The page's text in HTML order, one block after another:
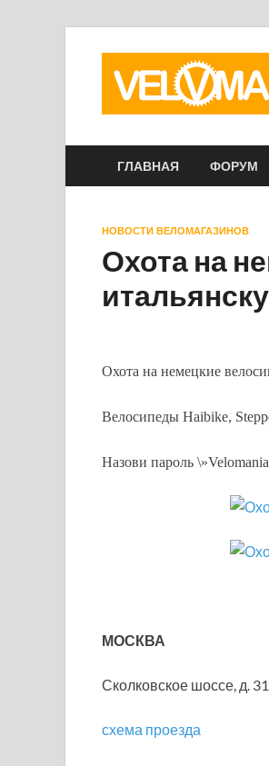
ГЛАВНАЯ ФОРУМ
НОВОСТИ ВЕЛОМАГАЗИНОВ
Охота на
Охота на немецкие
Велосипеды Haibike,
Назови пароль
МОСКВА
Сколковское шоссе, д.
схема проезда